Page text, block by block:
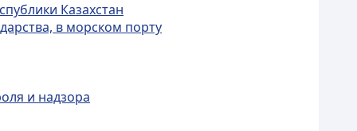
Казахстан
в морском порту
и надзора